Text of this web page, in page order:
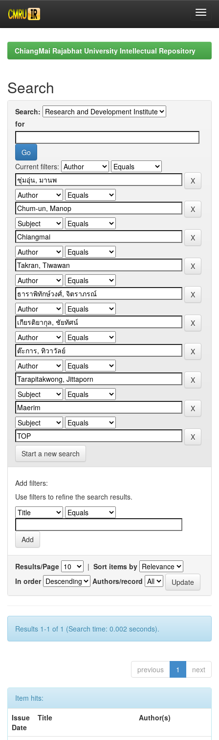
navigationChiangMai Rajabhat University Intellectual Repository
Search
Search:
for
Current filters:
Start a new search
Add filters:
Use filters to refine the search results.
Results/Page | Sort items by
In order
Authors/record
Results 1-1 of 1 (Search time: 0.002 seconds).
previous 1 next
Item hits:
Issue
Date
Title Author(s)